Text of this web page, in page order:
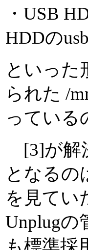
・USB
HDDの
といった
られた /
っている
[3]が解
となるの
を見てい
Unplugの
も標準採